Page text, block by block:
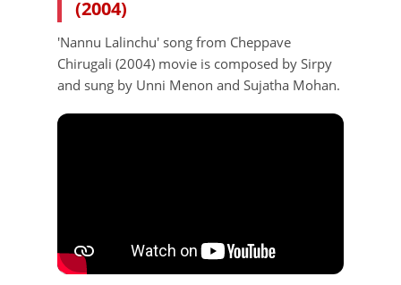
(2004)
'Nannu Lalinchu' song from Cheppave
Chirugali (2004) movie is composed by Sirpy
and sung by Unni Menon and Sujatha Mohan.